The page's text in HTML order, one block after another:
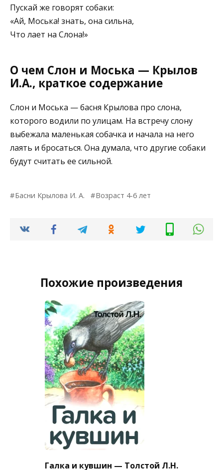
Пускай же говорят собаки:
«Ай, Моська! знать, она сильна,
Что лает на Слона!»
О чем Слон и Моська — Крылов
И.А., краткое содержание
Слон и Моська — басня Крылова про слона,
которого водили по улицам. На встречу слону
выбежала маленькая собачка и начала на него
лаять и бросаться. Она думала, что другие собаки
будут считать ее сильной.
Басни Крылова И. А. Возраст 4-6 лет
Похожие произведения
Галка и кувшин — Толстой Л.Н.